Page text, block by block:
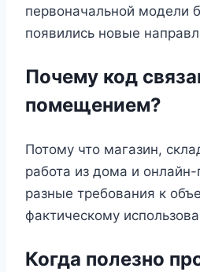
первоначальной модели
появились новые
Почему код
помещением?
Потому что магазин,
работа из дома и
разные требования к
фактическому
Когда полезно